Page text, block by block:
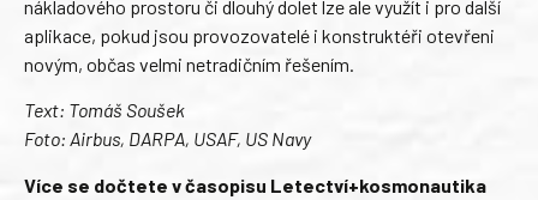
nákladového prostoru či dlouhý dolet lze ale využít i pro další
aplikace, pokud jsou provozovatelé i konstruktéři otevřeni
novým, občas velmi netradičním řešením.
Text: Tomáš Soušek
Foto: Airbus, DARPA, USAF, US Navy
Více se dočtete v časopisu Letectví+kosmonautika